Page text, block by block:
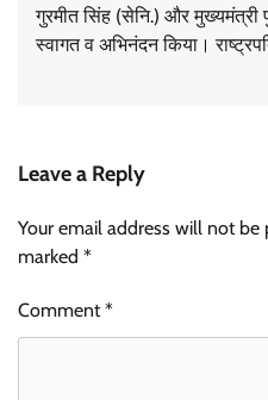
गुरमीत सिंह (सेनि.) और मुख्यमंत्री
स्वागत व अभिनंदन किया।
Leave a Reply
Your email address will not be
marked *
Comment*